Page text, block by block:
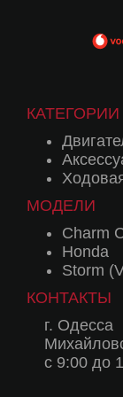
КАТЕГОРИИ
МОДЕЛИ
Charm
Honda
Storm
КОНТАКТЫ
г. Одесса
с 9:00 до